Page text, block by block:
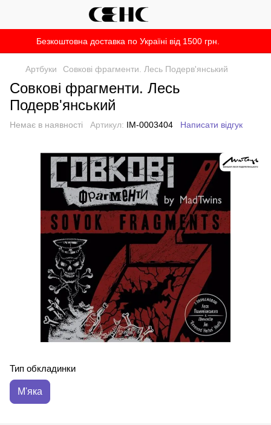
Безкоштовна доставка по Україні від 1500 грн.
Артбуки Совкові фрагменти. Лесь Подерв'янський
Совкові фрагменти. Лесь
Подерв'янський
Немає в наявності Артикул: IM-0003404 Написати відгук
Тип обкладинки
М'яка